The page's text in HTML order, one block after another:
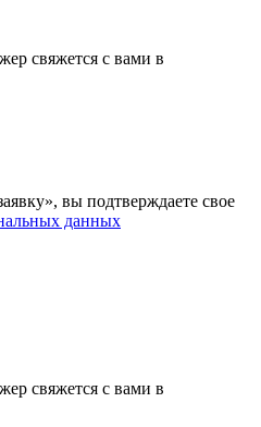
свяжется с вами в
вы подтверждаете свое
данных
свяжется с вами в